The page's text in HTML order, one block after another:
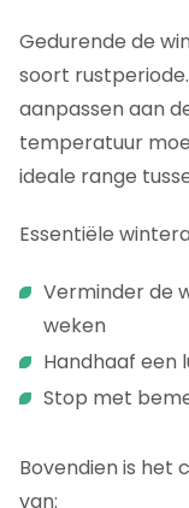
Gedurende de
soort
aanpassen aan
temperatuur
ideale range
Essentiële
Verminder de
weken
Handhaaf een
Stop met
Bovendien is het
van: